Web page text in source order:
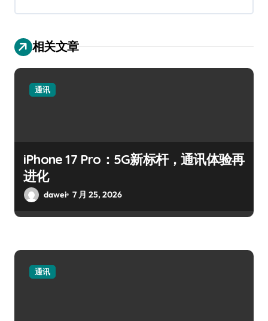
相关文章
通讯
iPhone 17 Pro：5G新标杆，通讯体验再
进化
dawei 7 月 25, 2026
通讯